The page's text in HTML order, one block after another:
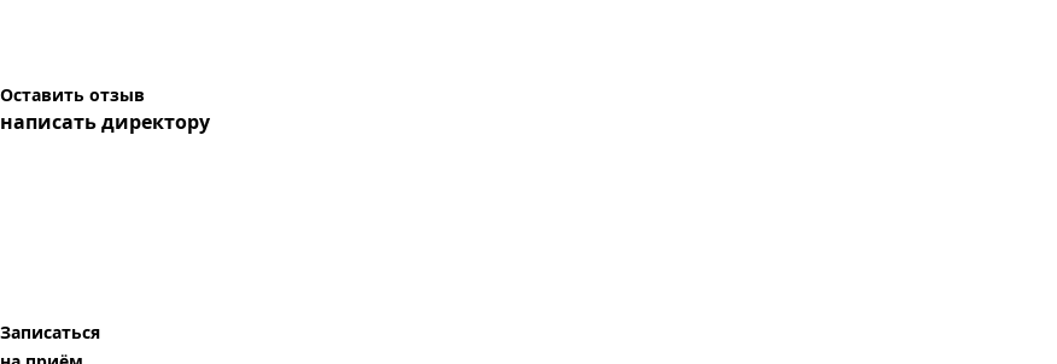
Оставить отзыв
написать директору
Записаться